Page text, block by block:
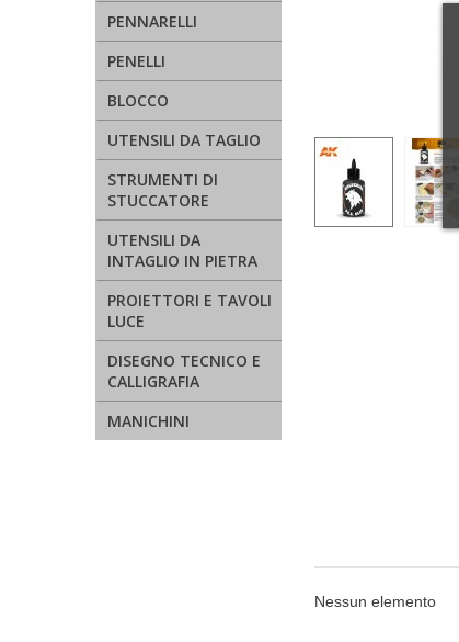
PENNARELLI
PENELLI
BLOCCO
UTENSILI DA TAGLIO
STRUMENTI DI
STUCCATORE
UTENSILI DA
INTAGLIO IN PIETRA
PROIETTORI E TAVOLI
LUCE
DISEGNO TECNICO E
CALLIGRAFIA
MANICHINI
Nessun elemento